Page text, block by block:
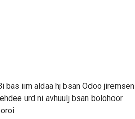
bas iim aldaa hj bsan Odoo jiremsen
urd ni avhuulj bsan bolohoor